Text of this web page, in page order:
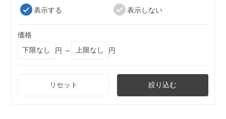
表示する
表示しない
価格
円 ～
円
リセット 絞り込む